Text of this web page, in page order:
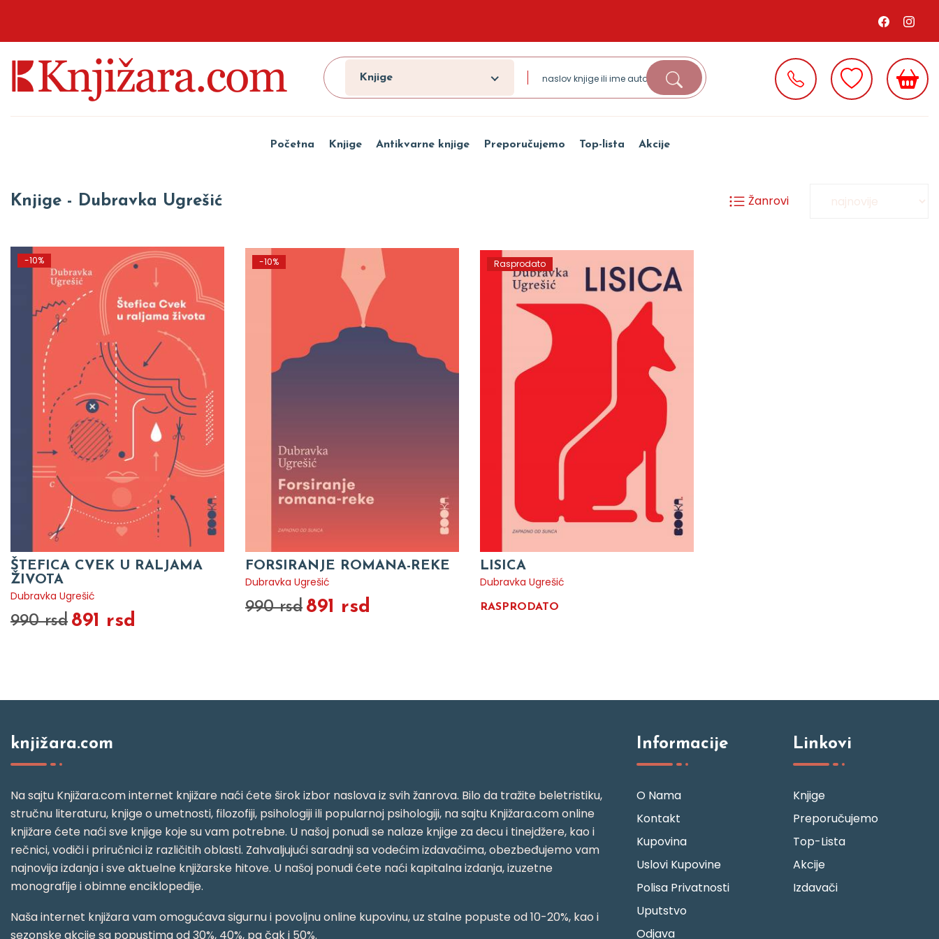
Knjige
Početna Knjige Antikvarne knjige Preporučujemo Top-lista Akcije
Knjige - Dubravka Ugrešić Žanrovi
-10%
ŠTEFICA CVEK U RALJAMA
ŽIVOTA
Dubravka Ugrešić
990 rsd 891 rsd
-10%
FORSIRANJE ROMANA-REKE
Dubravka Ugrešić
990 rsd 891 rsd
Rasprodato
LISICA
Dubravka Ugrešić
RASPRODATO
knjižara.com
Na sajtu Knjižara.com internet knjižare naći ćete širok izbor naslova iz svih žanrova. Bilo da tražite beletristiku,
stručnu literaturu, knjige o umetnosti, filozofiji, psihologiji ili popularnoj psihologiji, na sajtu Knjižara.com online
knjižare ćete naći sve knjige koje su vam potrebne. U našoj ponudi se nalaze knjige za decu i tinejdžere, kao i
rečnici, vodiči i priručnici iz različitih oblasti. Zahvaljujući saradnji sa vodećim izdavačima, obezbeđujemo vam
najnovija izdanja i sve aktuelne knjižarske hitove. U našoj ponudi ćete naći kapitalna izdanja, izuzetne
monografije i obimne enciklopedije.
Naša internet knjižara vam omogućava sigurnu i povoljnu online kupovinu, uz stalne popuste od 10-20%, kao i
sezonske akcije sa popustima od 30%, 40%, pa čak i 50%.
Informacije
O Nama
Kontakt
Kupovina
Uslovi Kupovine
Polisa Privatnosti
Uputstvo
Odjava
Linkovi
Knjige
Preporučujemo
Top-Lista
Akcije
Izdavači